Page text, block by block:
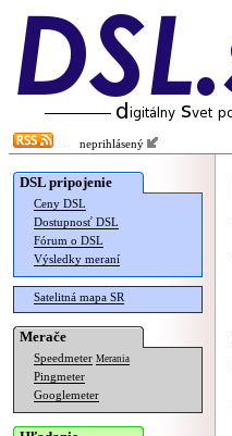
neprihlásený
DSL pripojenie
Ceny DSL
Dostupnosť DSL
Fórum o DSL
Výsledky meraní
Satelitná mapa SR
Merače
Speedmeter Merania
Pingmeter
Googlemeter